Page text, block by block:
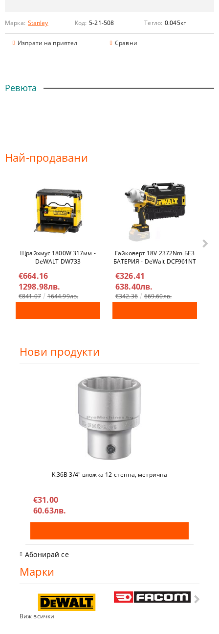
Марка: Stanley Код: 5-21-508 Тегло: 0.045кг
Изпрати на приятел Сравни
Ревюта
Най-продавани
Щрайхмус 1800W 317мм -
DeWALT DW733
€664.16
1298.98лв.
€841.07 1644.99лв.
Гайковерт 18V 2372Nm БЕЗ
БАТЕРИЯ - DeWalt DCF961NT
€326.41
638.40лв.
€342.36 669.60лв.
Нови продукти
K.36B 3/4" вложкa 12-стeннa, метричнa
€31.00
60.63лв.
Абонирай се
Марки
Виж всички